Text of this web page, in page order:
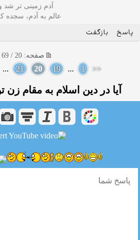
آدم زمینی تر شد
عالم به آدم، سجده
پاسخ بازگفت
صفحه: 20 / 69
<<
1
...
19
20
21
آیا در دین اسلام به مقام زن